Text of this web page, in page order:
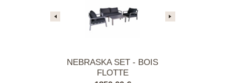
NEBRASKA SET - BOIS
FLOTTE